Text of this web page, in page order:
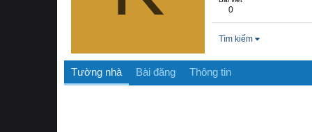
0
Tìm kiếm
Tường nhà Bài đăng Thông tin